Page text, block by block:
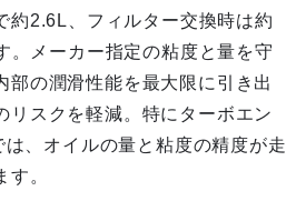
約2.6L、フィルター交換時は約
。メーカー指定の粘度と量を守
部の潤滑性能を最大限に引き出
リスクを軽減。特にターボエン
、オイルの量と粘度の精度が走
す。